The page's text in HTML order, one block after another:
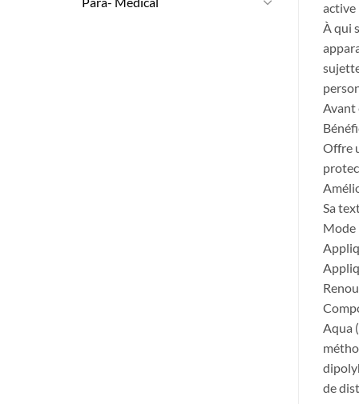
active
À qui
Avant
Offre
Sa
Mode
Aqua
de